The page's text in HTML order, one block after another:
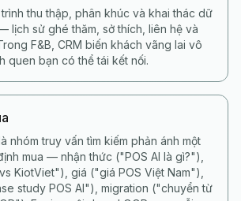
thu thập, phân khúc và khai thác dữ
lịch sử ghé thăm, sở thích, liên hệ và
F&B, CRM biến khách vãng lai vô
quen bạn có thể tái kết nối.
nhóm truy vấn tìm kiếm phản ánh một
mua — nhận thức ("POS AI là gì?"),
KiotViet"), giá ("giá POS Việt Nam"),
study POS AI"), migration ("chuyển từ